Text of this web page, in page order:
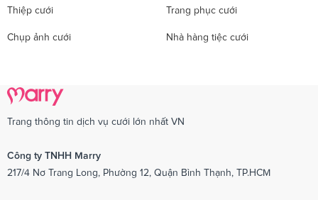
Thiệp cưới Trang phục cưới
Chụp ảnh cưới Nhà hàng tiệc cưới
Trang thông tin dịch vụ cưới lớn nhất VN
Công ty TNHH Marry
217/4 Nơ Trang Long, Phường 12, Quận Bình Thạnh, TP.HCM